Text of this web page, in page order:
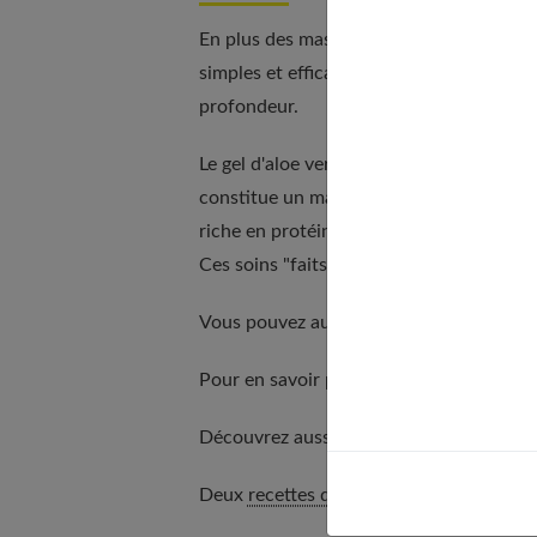
En plus des masques du commerce, on
simples et efficaces. L'aloe vera et le
profondeur.
Le gel d'aloe vera est gorgé d'eau et de
constitue un masque express idéal
riche en protéines de lait, restructure
Ces soins "faits maison" sont à adopter
Vous pouvez aussi lire notre article
Pour en savoir plus, lisez aussi
Découvrez aussi nos recommandations
Deux recettes de masques